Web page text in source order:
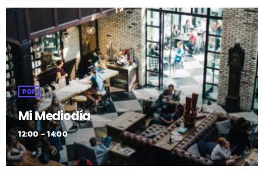
POP
Mi Mediodía
12:00 - 14:00